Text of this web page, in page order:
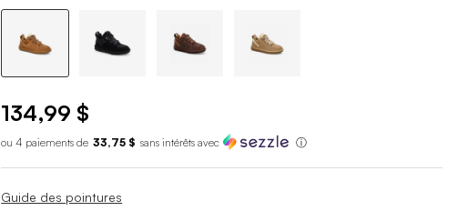
134,99 $
ou 4 paiements de 33,75 $ sans intérêts avec ⓘ
Guide des pointures